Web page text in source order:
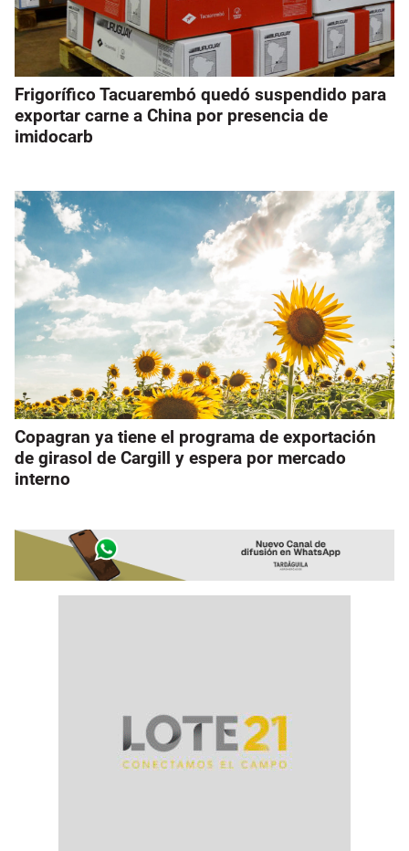
Frigorífico Tacuarembó quedó suspendido para
exportar carne a China por presencia de
imidocarb
Copagran ya tiene el programa de exportación
de girasol de Cargill y espera por mercado
interno